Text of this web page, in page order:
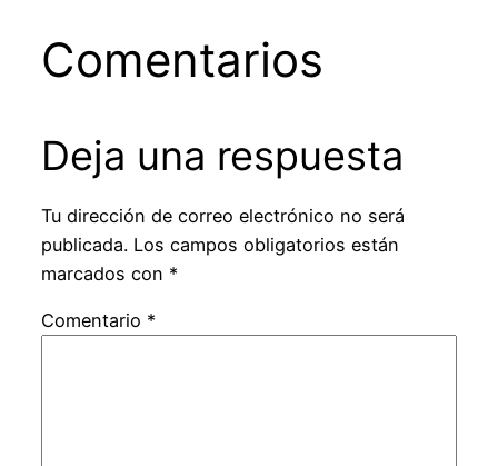
Comentarios
Deja una respuesta
Tu dirección de correo electrónico no será
publicada. Los campos obligatorios están
marcados con *
Comentario *